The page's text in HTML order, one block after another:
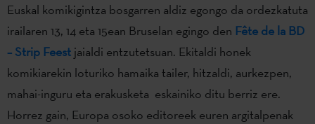
Euskal komikigintza bosgarren aldiz egongo da ordezkatuta
irailaren 13, 14 eta 15ean Bruselan egingo den Fête de la BD
– Strip Feest jaialdi entzutetsuan. Ekitaldi honek
komikiarekin loturiko hamaika tailer, hitzaldi, aurkezpen,
mahai-inguru eta erakusketa eskainiko ditu berriz ere.
Horrez gain, Europa osoko editoreek euren argitalpenak